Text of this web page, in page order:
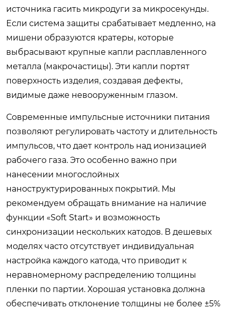
источника гасить микродуги за микросекунды.
Если система защиты срабатывает медленно, на
мишени образуются кратеры, которые
выбрасывают крупные капли расплавленного
металла (макрочастицы). Эти капли портят
поверхность изделия, создавая дефекты,
видимые даже невооруженным глазом.
Современные импульсные источники питания
позволяют регулировать частоту и длительность
импульсов, что дает контроль над ионизацией
рабочего газа. Это особенно важно при
нанесении многослойных
наноструктурированных покрытий. Мы
рекомендуем обращать внимание на наличие
функции «Soft Start» и возможность
синхронизации нескольких катодов. В дешевых
моделях часто отсутствует индивидуальная
настройка каждого катода, что приводит к
неравномерному распределению толщины
пленки по партии. Хорошая установка должна
обеспечивать отклонение толщины не более ±5%